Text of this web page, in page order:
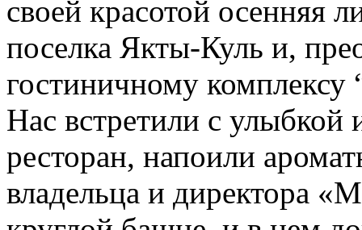
своей красотой осенняя
поселка Якты-Куль и,
гостиничному комплексу
Нас встретили с
ресторан, напоили
владельца и директора